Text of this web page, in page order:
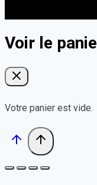
Voir le
Votre panier est vide.